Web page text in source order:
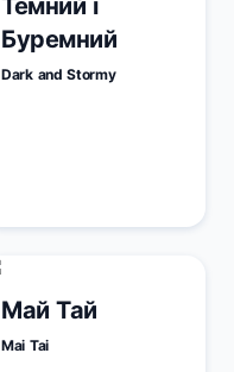
Темний і
Буремний
Dark and Stormy
Май Тай
Mai Tai